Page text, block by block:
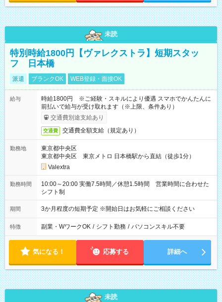
未読
特別時給1800円【ヴァレクストラ】短期スタッ
フ 日本橋
派遣 ブランクOK WEB登録・面接OK
給与
時給1800円 ※ご経験・スキルにより優遇 スマホでかんたんに
前払いで給与が受け取れます（※上限、条件あり）
交通費別途支給あり
交通費 交通費全額支給（規定あり）
勤務地
東京都中央区
東京都中央区 東京メトロ 日本橋駅から直結（徒歩1分）
Valextra
勤務時間
10:00～20:00 実働7.5時間／休憩1.5時間 営業時間に合わせた
シフト制
期間 3か月程度の短期予定 ※開始日はお気軽にご相談ください
特徴 副業・WワークOK / シフト勤務 / パソコンスキル不要
気になる！ 応募する 詳細へ
未読